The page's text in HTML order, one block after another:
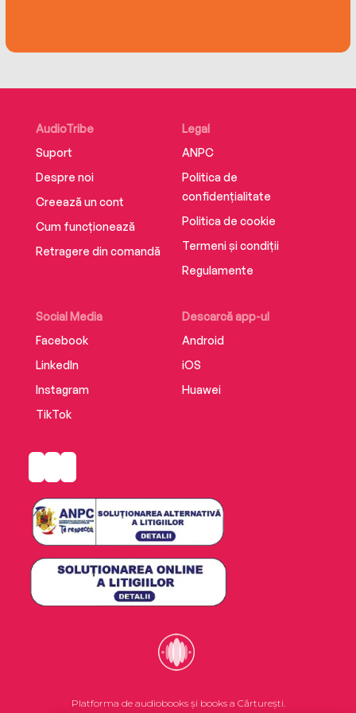
AudioTribe
Suport
Despre noi
Creează un cont
Cum funcționează
Retragere din comandă
Social Media
Facebook
LinkedIn
Instagram
TikTok
Descarcă app-ul
Android
iOS
Huawei
Legal
ANPC
Politica de
confidențialitate
Politica de cookie
Termeni și condiții
Regulamente
Platforma de audiobooks și books a Cărturești.